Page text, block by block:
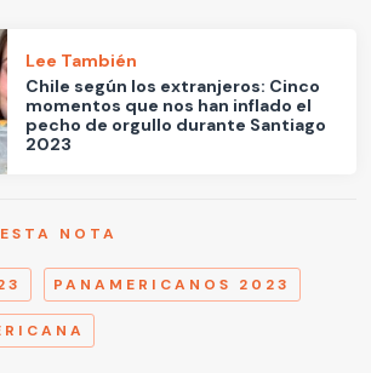
Lee También
Chile según los extranjeros: Cinco
momentos que nos han inflado el
pecho de orgullo durante Santiago
2023
NOTA
PANAMERICANOS 2023